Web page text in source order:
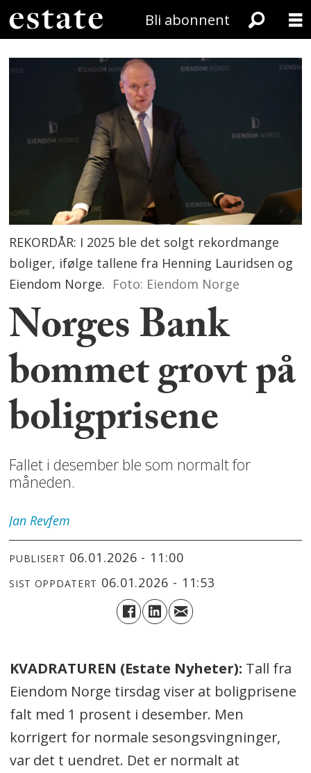
Bli abonnent
REKORDÅR: I 2025 ble det solgt rekordmange
boliger, ifølge tallene fra Henning Lauridsen og
Eiendom Norge. Foto: Eiendom Norge
Norges Bank
bommet grovt på
boligprisene
Fallet i desember ble som normalt for
måneden.
Jan Revfem
PUBLISERT 06.01.2026 - 11:00
SIST OPPDATERT 06.01.2026 - 11:53
KVADRATUREN (Estate Nyheter): Tall fra
Eiendom Norge tirsdag viser at boligprisene
falt med 1 prosent i desember. Men
korrigert for normale sesongsvingninger,
var det t uendret. Det er normalt at